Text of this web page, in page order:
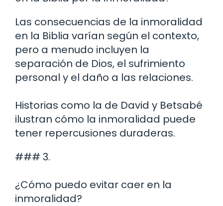
Las consecuencias de la inmoralidad
en la Biblia varían según el contexto,
pero a menudo incluyen la
separación de Dios, el sufrimiento
personal y el daño a las relaciones.
Historias como la de David y Betsabé
ilustran cómo la inmoralidad puede
tener repercusiones duraderas.
### 3.
¿Cómo puedo evitar caer en la
inmoralidad?